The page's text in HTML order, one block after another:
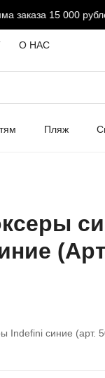
15 000 рублей
О НАС
Пляж
Indefini синие (арт.